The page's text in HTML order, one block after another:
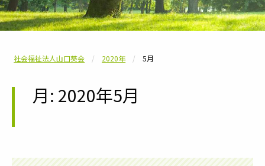
社会福祉法人山口葵会 2020年 5月
月: 2020年5月